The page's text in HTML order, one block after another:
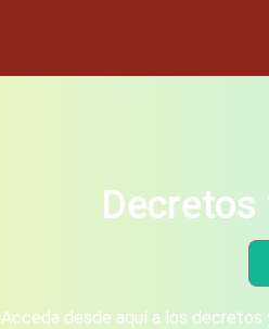
Acceda desde aquí a los